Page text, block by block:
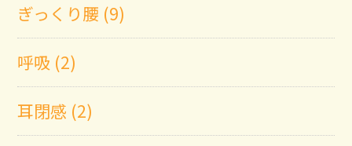
ぎっくり腰 (9)
呼吸 (2)
耳閉感 (2)